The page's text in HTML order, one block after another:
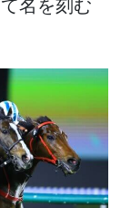
名を刻む